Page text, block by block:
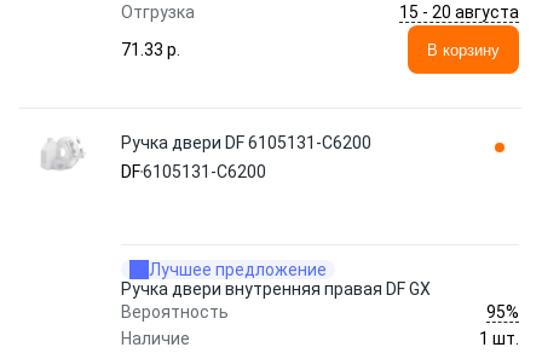
Отгрузка
15 - 20 августа
71.33 p.
В корзину
Ручка двери DF 6105131-C6200
DF6105131-C6200
Лучшее предложение
Ручка двери внутренняя правая DF GX
Вероятность
95%
Наличие
1 шт.